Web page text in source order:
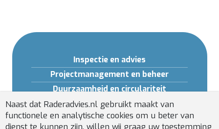
Inspectie en advies
Projectmanagement en beheer
Duurzaamheid en circulariteit
Opleidingen en Software
Gebouwveiligheid
Naast dat Raderadvies.nl gebruikt maakt van
functionele en analytische cookies om u beter van
dienst te kunnen zijn, willen wij graag uw toestemming